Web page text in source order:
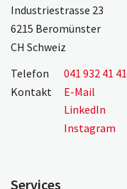
Industriestrasse 23
6215 Beromünster
CH Schweiz
Telefon
041 932 41 41
Kontakt
E-Mail
LinkedIn
Instagram
Services